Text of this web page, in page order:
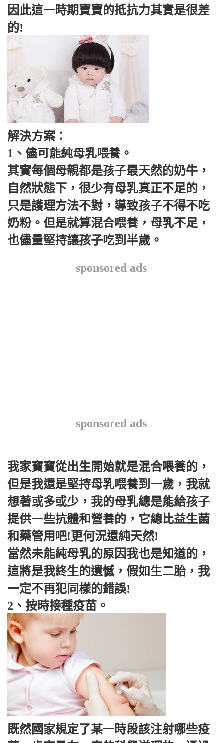
因此這一時期寶寶的抵抗力其實是很差
的!
解決方案：
1、儘可能純母乳喂養。
其實每個母親都是孩子最天然的奶牛，
自然狀態下，很少有母乳真正不足的，
只是護理方法不對，導致孩子不得不吃
奶粉。但是就算混合喂養，母乳不足，
也儘量堅持讓孩子吃到半歲。
sponsored ads
sponsored ads
我家寶寶從出生開始就是混合喂養的，
但是我還是堅持母乳喂養到一歲，我就
想著或多或少，我的母乳總是能給孩子
提供一些抗體和營養的，它總比益生菌
和藥管用吧!更何況還純天然!
當然未能純母乳的原因我也是知道的，
這將是我終生的遺憾，假如生二胎，我
一定不再犯同樣的錯誤!
2、按時接種疫苗。
既然國家規定了某一時段該注射哪些疫